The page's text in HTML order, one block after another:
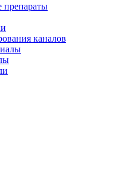
препараты
каналов